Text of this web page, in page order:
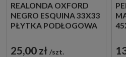
REALONDA OXFORD
NEGRO ESQUINA 33X33
PŁYTKA PODŁOGOWA
25,00 zł szt.